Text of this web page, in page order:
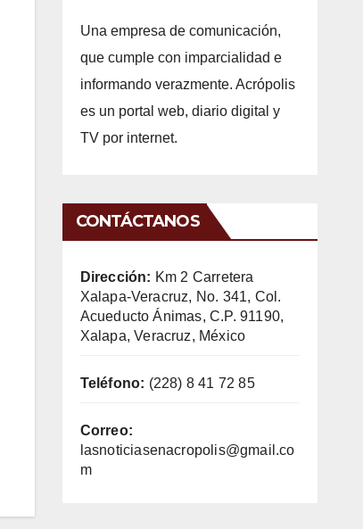
Una empresa de comunicación,
que cumple con imparcialidad e
informando verazmente. Acrópolis
es un portal web, diario digital y
TV por internet.
CONTÁCTANOS
Dirección: Km 2 Carretera
Xalapa-Veracruz, No. 341, Col.
Acueducto Ánimas, C.P. 91190,
Xalapa, Veracruz, México
Teléfono: (228) 8 41 72 85
Correo:
lasnoticiasenacropolis@gmail.co
m